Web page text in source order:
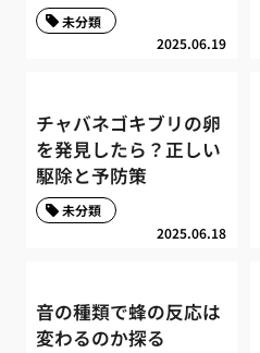
2025.06.19
未分類
チャバネゴキブリの卵
を発見したら？正しい
駆除と予防策
2025.06.18
未分類
音の種類で蜂の反応は
変わるのか探る